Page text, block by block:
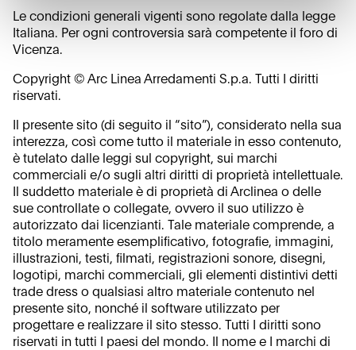
Le condizioni generali vigenti sono regolate dalla legge
Italiana. Per ogni controversia sarà competente il foro di
Vicenza.
Copyright © Arc Linea Arredamenti S.p.a. Tutti I diritti
riservati.
Il presente sito (di seguito il “sito”), considerato nella sua
interezza, così come tutto il materiale in esso contenuto,
è tutelato dalle leggi sul copyright, sui marchi
commerciali e/o sugli altri diritti di proprietà intellettuale.
Il suddetto materiale è di proprietà di Arclinea o delle
sue controllate o collegate, ovvero il suo utilizzo è
autorizzato dai licenzianti. Tale materiale comprende, a
titolo meramente esemplificativo, fotografie, immagini,
illustrazioni, testi, filmati, registrazioni sonore, disegni,
logotipi, marchi commerciali, gli elementi distintivi detti
trade dress o qualsiasi altro materiale contenuto nel
presente sito, nonché il software utilizzato per
progettare e realizzare il sito stesso. Tutti I diritti sono
riservati in tutti I paesi del mondo. Il nome e I marchi di